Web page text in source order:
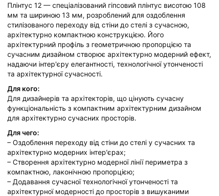
Плінтус 12 — спеціалізований гіпсовий плінтус висотою 108
мм та шириною 13 мм, розроблений для оздоблення
стилізованого переходу від стіни до стелі з сучасною,
архітектурно компактною конструкцією. Його
архітектурний профіль з геометричною пропорцією та
сучасним дизайном створює архітектурно модерний ефект,
надаючи інтер'єру елегантності, технологічної утонченості
та архітектурної сучасності.
Для кого:
Для дизайнерів та архітекторів, що цінують сучасну
функціональність з компактним архітектурним дизайном
для архітектурно сучасних просторів.
Для чего:
– Оздоблення переходу від стіни до стелі у сучасних та
архітектурно модерних інтер'єрах;
– Створення архітектурно модерної лінії периметра з
компактною, лаконічною пропорцією;
– Додавання сучасної технологічної утонченості та
архітектурної модерності до просторів з вишуканими